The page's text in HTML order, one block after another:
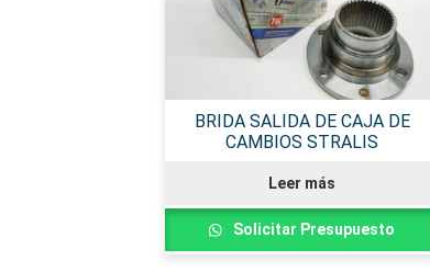
BRIDA SALIDA DE CAJA DE
CAMBIOS STRALIS
Leer más
Solicitar Presupuesto